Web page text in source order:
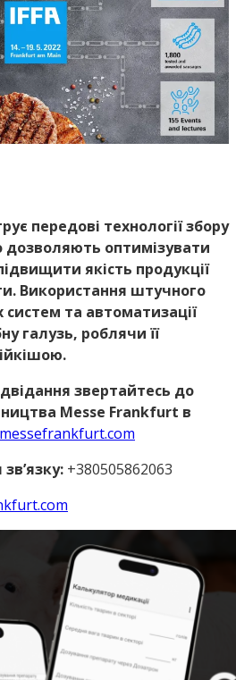
передові технології збору
дозволяють оптимізувати
якість продукції
Використання штучного
систем та автоматизації
галузь, роблячи її
звертайтесь до
Messe Frankfurt в
+380505862063